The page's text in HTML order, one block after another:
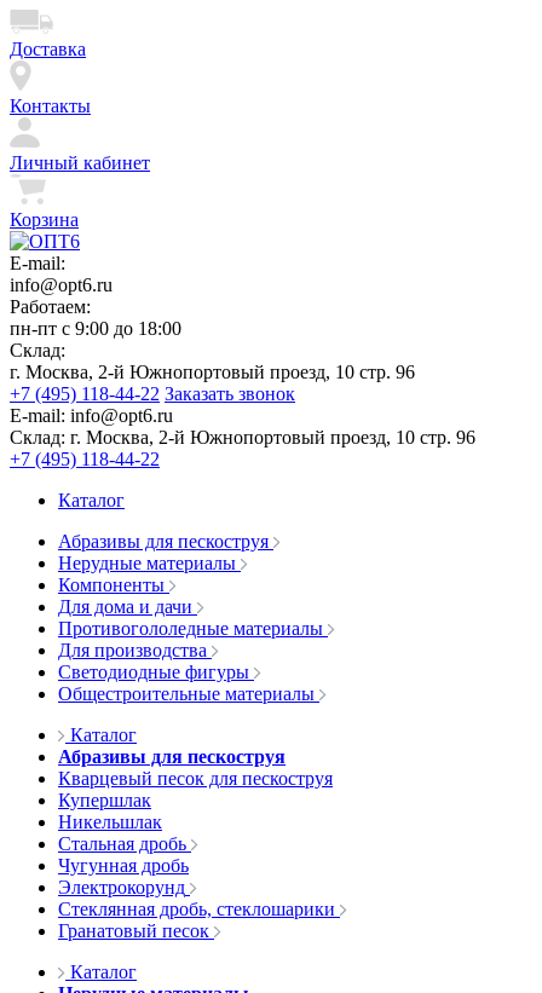
Доставка
Контакты
Личный кабинет
Корзина
E-mail:
info@opt6.ru
Работаем:
пн-пт с 9:00 до 18:00
Склад:
г. Москва, 2-й Южнопортовый проезд, 10 стр. 96
+7 (495) 118-44-22 Заказать звонок
E-mail: info@opt6.ru
Склад: г. Москва, 2-й Южнопортовый проезд, 10 стр. 96
+7 (495) 118-44-22
Каталог
Абразивы для пескоструя
Нерудные материалы
Компоненты
Для дома и дачи
Противогололедные материалы
Для производства
Светодиодные фигуры
Общестроительные материалы
Каталог
Абразивы для пескоструя
Кварцевый песок для пескоструя
Купершлак
Никельшлак
Стальная дробь
Чугунная дробь
Электрокорунд
Стеклянная дробь, стеклошарики
Гранатовый песок
Каталог